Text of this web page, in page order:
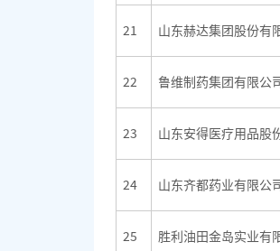
21 山东赫达集团股份有
22 鲁维制药集团有限公
23 山东安得医疗用品股
24 山东齐都药业有限公
25 胜利油田金岛实业有